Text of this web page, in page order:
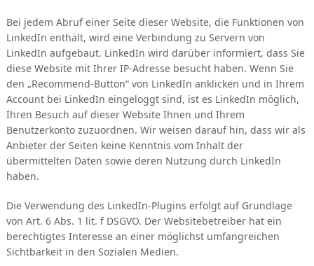
Bei jedem Abruf einer Seite dieser Website, die Funktionen von
LinkedIn enthält, wird eine Verbindung zu Servern von
LinkedIn aufgebaut. LinkedIn wird darüber informiert, dass Sie
diese Website mit Ihrer IP-Adresse besucht haben. Wenn Sie
den „Recommend-Button“ von LinkedIn anklicken und in Ihrem
Account bei LinkedIn eingeloggt sind, ist es LinkedIn möglich,
Ihren Besuch auf dieser Website Ihnen und Ihrem
Benutzerkonto zuzuordnen. Wir weisen darauf hin, dass wir als
Anbieter der Seiten keine Kenntnis vom Inhalt der
übermittelten Daten sowie deren Nutzung durch LinkedIn
haben.
Die Verwendung des LinkedIn-Plugins erfolgt auf Grundlage
von Art. 6 Abs. 1 lit. f DSGVO. Der Websitebetreiber hat ein
berechtigtes Interesse an einer möglichst umfangreichen
Sichtbarkeit in den Sozialen Medien.